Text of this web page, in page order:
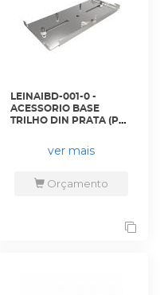
LEINAIBD-001-0 -
ACESSORIO BASE
TRILHO DIN PRATA (PCT
ver mais
Orçamento